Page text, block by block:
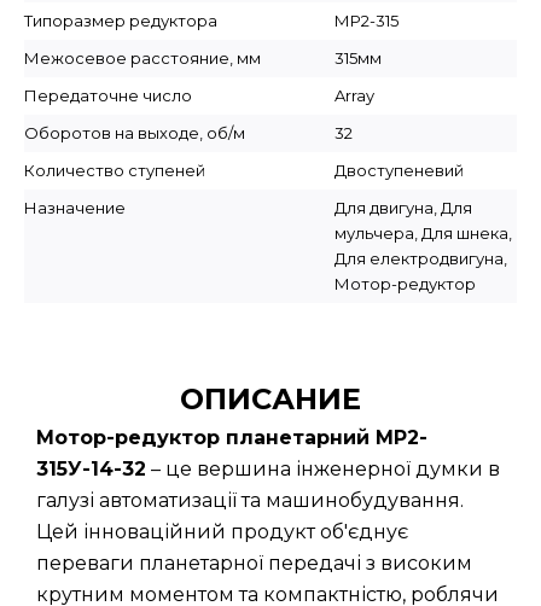
Типоразмер редуктора
МР2-315
Межосевое расстояние, мм
315мм
Передаточне число
Array
Оборотов на выходе, об/м
32
Количество ступеней
Двоступеневий
Назначение
Для двигуна, Для
мульчера, Для шнека,
Для електродвигуна,
Мотор-редуктор
ОПИСАНИЕ
Мотор-редуктор планетарний МР2-
315У-14-32 – це вершина інженерної думки в
галузі автоматизації та машинобудування.
Цей інноваційний продукт об'єднує
переваги планетарної передачі з високим
крутним моментом та компактністю, роблячи